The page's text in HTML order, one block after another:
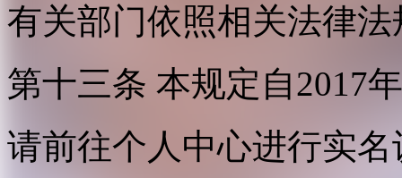
有关部门依照相关法律
第十三条 本规定自2017
请前往个人中心进行实名